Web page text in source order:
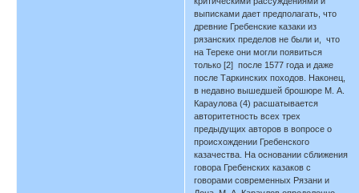
выписками дает предполагать, что
древние Гребенские казаки из
рязанских пределов не были и, что
на Тереке они могли появиться
только [2] после 1577 года и даже
после Таркинских походов. Наконец,
в недавно вышедшей брошюре М. А.
Караулова (4) расшатывается
авторитетность всех трех
предыдущих авторов в вопросе о
происхождении Гребенского
казачества. На основании сближения
говора Гребенских казаков с
говорами современных Рязани и